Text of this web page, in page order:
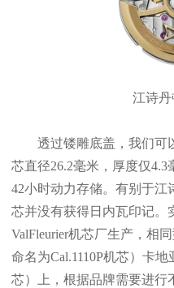
江诗丹
透过镂雕底盖，我们可以
芯直径26.2毫米，厚度仅
42小时动力存储。有别于江
芯并没有获得日内瓦印记。
ValFleurier机芯厂生产，相
命名为Cal.1110P机芯）卡
芯）上，根据品牌需要进行